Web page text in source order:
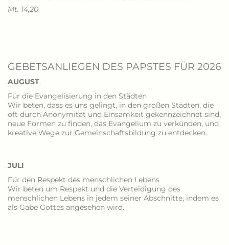
Mt. 14,20
GEBETSANLIEGEN DES PAPSTES FÜR 2026
AUGUST
Für die Evangelisierung in den Städten
Wir beten, dass es uns gelingt, in den großen Städten, die
oft durch Anonymität und Einsamkeit gekennzeichnet sind,
neue Formen zu finden, das Evangelium zu verkünden, und
kreative Wege zur Gemeinschaftsbildung zu entdecken.
JULI
Für den Respekt des menschlichen Lebens
Wir beten um Respekt und die Verteidigung des
menschlichen Lebens in jedem seiner Abschnitte, indem es
als Gabe Gottes angesehen wird.